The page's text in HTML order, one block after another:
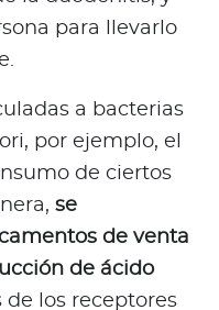
para llevarlo
a bacterias
por ejemplo, el
de ciertos
se
de venta
de ácido
de los receptores